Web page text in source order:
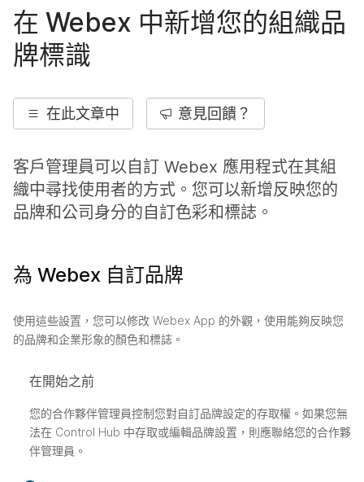
在 Webex 中新增您的組織品
牌標識
在此文章中 意見回饋？
客戶管理員可以自訂 Webex 應用程式在其組
織中尋找使用者的方式。您可以新增反映您的
品牌和公司身分的自訂色彩和標誌。
為 Webex 自訂品牌
使用這些設置，您可以修改 Webex App 的外觀，使用能夠反映您
的品牌和企業形象的顏色和標誌。
在開始之前
您的合作夥伴管理員控制您對自訂品牌設定的存取權。如果您無
法在 Control Hub 中存取或編輯品牌設置，則應聯絡您的合作夥
伴管理員。